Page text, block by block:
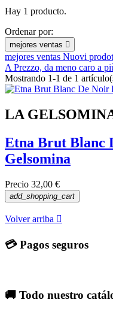
Bolle salate
Etiquetas
Exclusivo
Favoritos
golosinas
Hay 1 producto.
Ordenar por:
mejores ventas 
mejores ventas Nuovi
A Prezzo, da meno caro a
Mostrando 1-1 de 1
LA
Etna Brut Blanc
Gelsomina
Precio 32,00 €
add_shopping_cart
Volver arriba 
💳 Pagos seguros
🚚 Todo nuestro